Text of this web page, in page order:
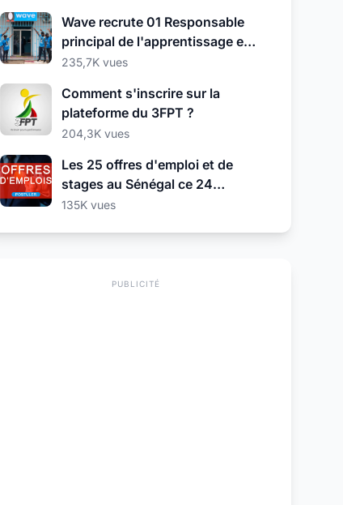
Wave recrute 01 Responsable
principal de l'apprentissage et
du développement
235,7K vues
Comment s'inscrire sur la
plateforme du 3FPT ?
204,3K vues
Les 25 offres d'emploi et de
stages au Sénégal ce 24
Septembre 2025
135K vues
PUBLICITÉ